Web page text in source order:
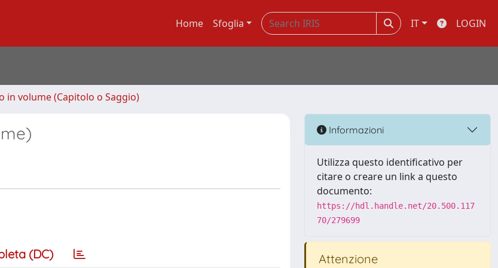
Home Sfoglia IT LOGIN
in volume (Capitolo o Saggio)
(DC)
Informazioni
Utilizza questo identificativo per
citare o creare un link a questo
documento:
https://hdl.handle.net/20.500.117
70/279699
Attenzione